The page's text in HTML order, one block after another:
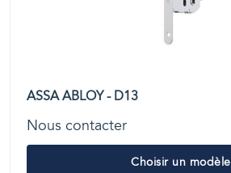
ASSA ABLOY - D13
Nous contacter
Choisir un modèle